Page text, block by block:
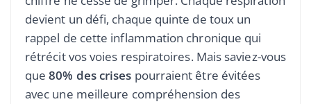
devient un défi, chaque quinte de toux un
rappel de cette inflammation chronique qui
rétrécit vos voies respiratoires. Mais saviez-vous
que80% des crises pourraient être évitées
avec une meilleure compréhension des